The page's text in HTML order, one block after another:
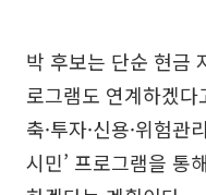
박 후보는 단순 현금
로그램도 연계하겠
축·투자·신용·위험
시민’ 프로그램을 통